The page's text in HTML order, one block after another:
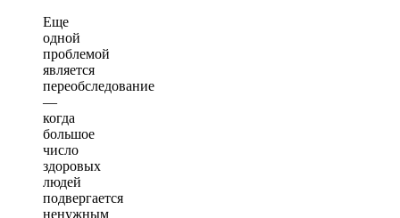
Еще
одной
проблемой
является
переобследование
—
когда
большое
число
здоровых
людей
подвергается
ненужным